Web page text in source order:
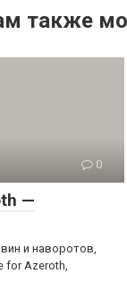
также
0
—
и наворотов,
for Azeroth,